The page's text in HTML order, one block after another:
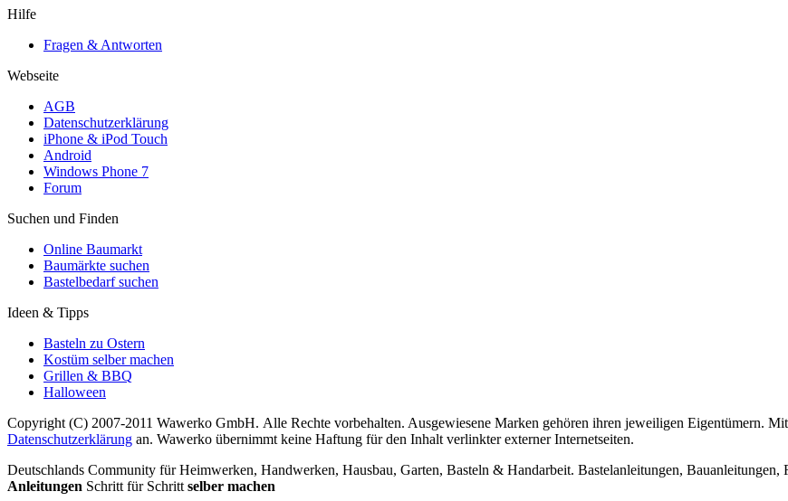
Hilfe
Fragen & Antworten
Webseite
AGB
Datenschutzerklärung
iPhone & iPod Touch
Android
Windows Phone 7
Forum
Suchen und Finden
Online Baumarkt
Baumärkte suchen
Bastelbedarf suchen
Ideen & Tipps
Basteln zu Ostern
Kostüm selber machen
Grillen & BBQ
Halloween
Copyright (C) 2007-2011 Wawerko GmbH. Alle Rechte vorbehalten. Ausgewiesene Marken gehören ihren jeweiligen Eigentümern.
Datenschutzerklärung an. Wawerko übernimmt keine Haftung für den Inhalt verlinkter externer Internetseiten.
Deutschlands Community für Heimwerken, Handwerken, Hausbau, Garten, Basteln & Handarbeit. Bastelanleitungen,
Anleitungen Schritt für Schritt selber machen